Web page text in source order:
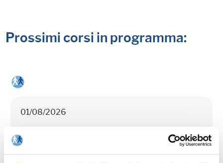
Prossimi corsi in programma:
01/08/2026
CASTEL SAN PIETRO TERME (BO) -
Estate all'ombra dei cipressi